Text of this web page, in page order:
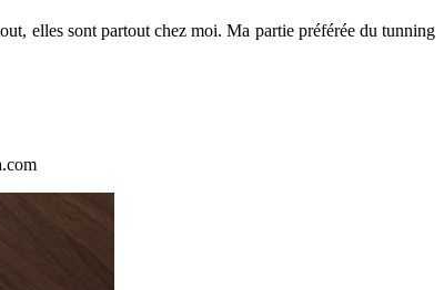
elles sont partout chez moi. Ma partie préférée du tunning